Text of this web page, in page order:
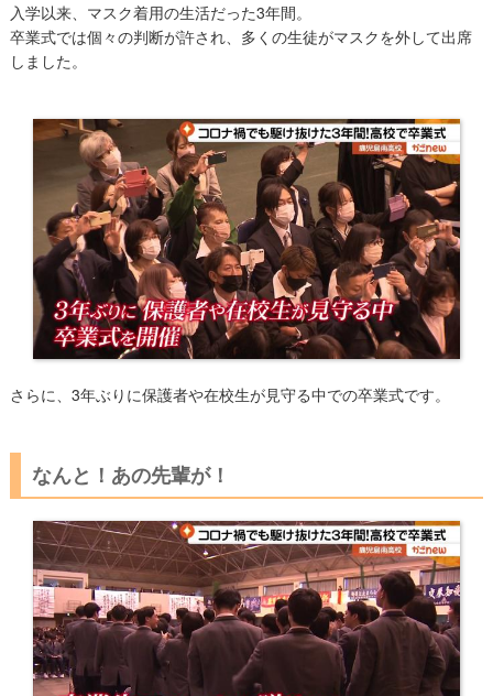
入学以来、マスク着用の生活だった3年間。
卒業式では個々の判断が許され、多くの生徒がマスクを外して出席
しました。
さらに、3年ぶりに保護者や在校生が見守る中での卒業式です。
なんと！あの先輩が！